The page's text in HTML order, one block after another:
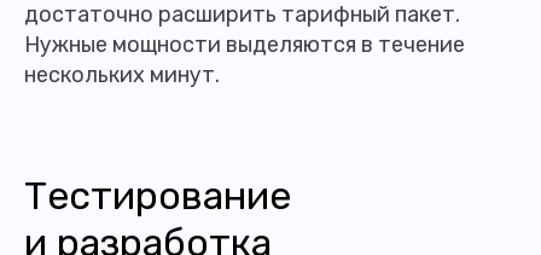
достаточно расширить тарифный пакет.
Нужные мощности выделяются в течение
нескольких минут.
Тестирование
и разработка